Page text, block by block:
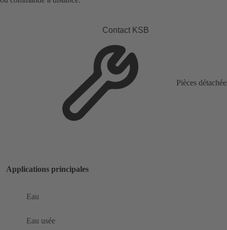
Contact KSB
Pièces
Applications principales
Eau
Eau usée